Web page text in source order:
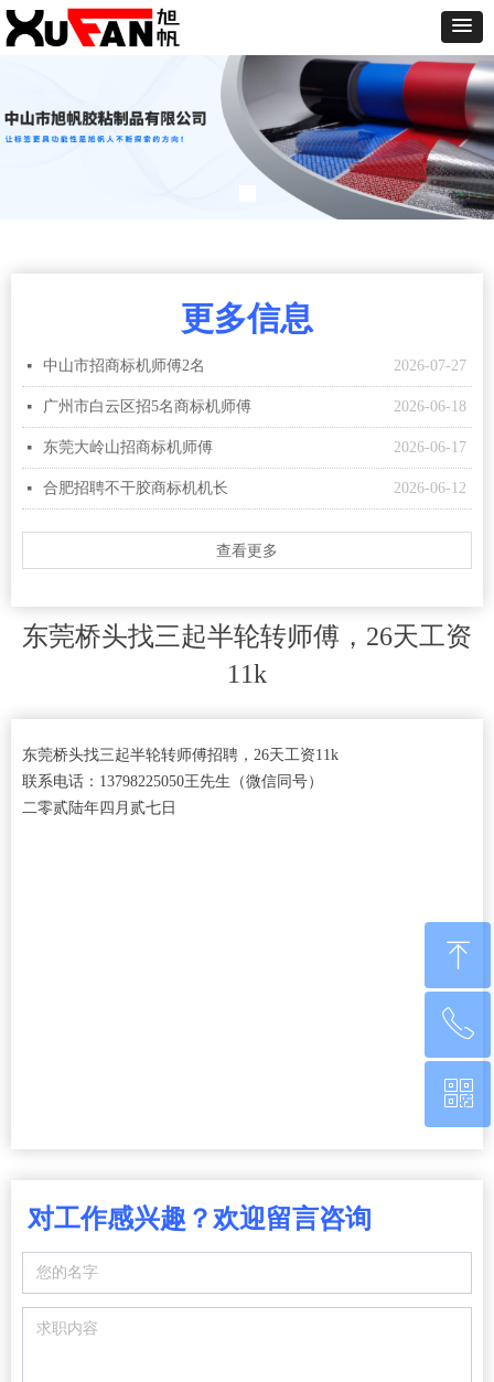
东莞桥头找三起半轮转师傅，26天工资
11k
东莞桥头找三起半轮转师傅招聘，26天工资11k
联系电话：13798225050王先生（微信同号）
二零贰陆年四月贰七日
对工作感兴趣？欢迎留言咨询
更多信息
2026-07-27
넷 中山市招商标机师傅2名
2026-06-18
넷 广州市白云区招5名商标机师傅
2026-06-17
넷 东莞大岭山招商标机师傅
2026-06-12
넷 合肥招聘不干胶商标机机长
查看更多
ꁸ
回到顶部
ꂅ
0760-22220651
ꀥ